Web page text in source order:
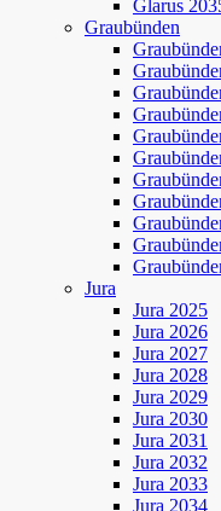
Glarus
Graubünden
Jura
Jura 2025
Jura 2026
Jura 2027
Jura 2028
Jura 2029
Jura 2030
Jura 2031
Jura 2032
Jura 2033
Jura 2034